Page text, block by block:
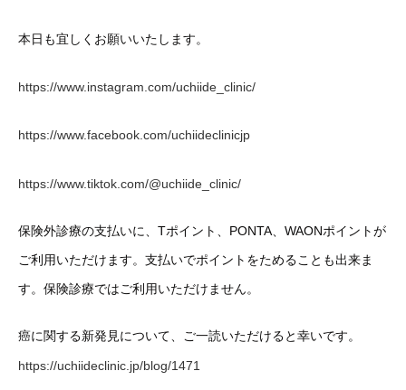
本日も宜しくお願いいたします。
https://www.instagram.com/uchiide_clinic/
https://www.facebook.com/uchiideclinicjp
https://www.tiktok.com/@uchiide_clinic/
保険外診療の支払いに、Tポイント、PONTA、WAONポイントが
ご利用いただけます。支払いでポイントをためることも出来ま
す。保険診療ではご利用いただけません。
癌に関する新発見について、ご一読いただけると幸いです。
https://uchiideclinic.jp/blog/1471